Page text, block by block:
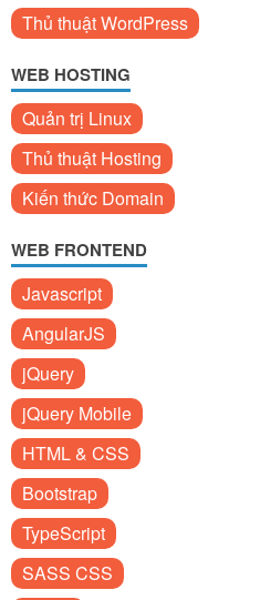
Thủ thuật WordPress
WEB HOSTING
Quản trị Linux
Thủ thuật Hosting
Kiến thức Domain
WEB FRONTEND
Javascript
AngularJS
jQuery
jQuery Mobile
HTML & CSS
Bootstrap
TypeScript
SASS CSS